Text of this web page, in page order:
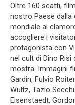
Oltre 160 scatti,
nostro Paese
mondiale al
accogliere i
protagonista con
nel cult di Dino Risi
mostra. Immagini
Gardin, Fulvio
Wultz, Tazio
Eisenstaedt,